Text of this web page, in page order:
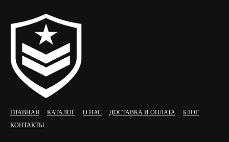
ГЛАВНАЯ КАТАЛОГ О НАС ДОСТАВКА И ОПЛАТА
БЛОГ
КОНТАКТЫ